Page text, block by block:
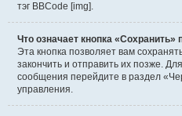
тэг BBCode [img].
Что означает кнопка
Эта кнопка позволяет вам
закончить и отправить их позже.
сообщения перейдите в раздел
управления.